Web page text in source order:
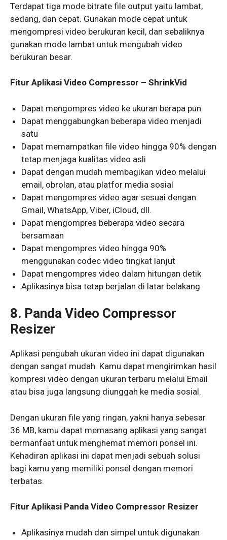
Terdapat tiga mode bitrate file output yaitu lambat,
sedang, dan cepat. Gunakan mode cepat untuk
mengompresi video berukuran kecil, dan sebaliknya
gunakan mode lambat untuk mengubah video
berukuran besar.
Fitur Aplikasi Video Compressor – ShrinkVid
Dapat mengompres video ke ukuran berapa pun
Dapat menggabungkan beberapa video menjadi
satu
Dapat memampatkan file video hingga 90% dengan
tetap menjaga kualitas video asli
Dapat dengan mudah membagikan video melalui
email, obrolan, atau platfor media sosial
Dapat mengompres video agar sesuai dengan
Gmail, WhatsApp, Viber, iCloud, dll.
Dapat mengompres beberapa video secara
bersamaan
Dapat mengompres video hingga 90%
menggunakan codec video tingkat lanjut
Dapat mengompres video dalam hitungan detik
Aplikasinya bisa tetap berjalan di latar belakang
8. Panda Video Compressor
Resizer
Aplikasi pengubah ukuran video ini dapat digunakan
dengan sangat mudah. Kamu dapat mengirimkan hasil
kompresi video dengan ukuran terbaru melalui Email
atau bisa juga langsung diunggah ke media sosial.
Dengan ukuran file yang ringan, yakni hanya sebesar
36 MB, kamu dapat memasang aplikasi yang sangat
bermanfaat untuk menghemat memori ponsel ini.
Kehadiran aplikasi ini dapat menjadi sebuah solusi
bagi kamu yang memiliki ponsel dengan memori
terbatas.
Fitur Aplikasi Panda Video Compressor Resizer
Aplikasinya mudah dan simpel untuk digunakan